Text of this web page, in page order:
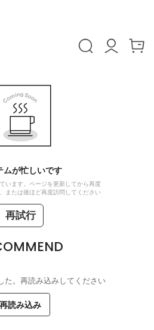
ムが忙しいです
います。ページを更新してから再度
または後ほど再度訪問してください
再試行
た。再読み込みしてください
再読み込み